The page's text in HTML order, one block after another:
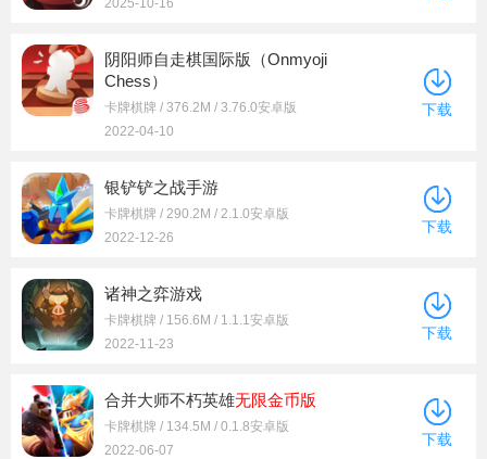
2025-10-16
阴阳师自走棋国际版（Onmyoji
Chess）
卡牌棋牌 / 376.2M / 3.76.0安卓版
2022-04-10
下载
银铲铲之战手游
卡牌棋牌 / 290.2M / 2.1.0安卓版
2022-12-26
下载
诸神之弈游戏
卡牌棋牌 / 156.6M / 1.1.1安卓版
2022-11-23
下载
合并大师不朽英雄无限金币版
卡牌棋牌 / 134.5M / 0.1.8安卓版
2022-06-07
下载